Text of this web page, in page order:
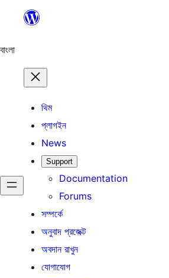
যান
বাংলা
থিম
প্লাগইন
News
Support
Documentation
Forums
সম্পর্কে
অনুবাদ প্রজেক্ট
অবদান রাখুন
যোগাযোগ